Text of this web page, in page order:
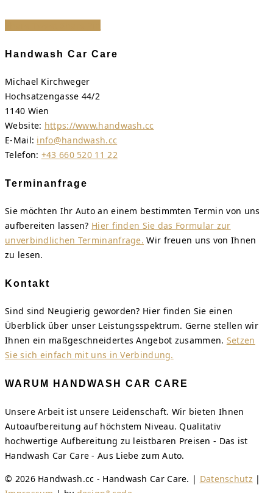
Handwash Car Care
Michael Kirchweger
Hochsatzengasse 44/2
1140 Wien
Website: https://www.handwash.cc
E-Mail: info@handwash.cc
Telefon: +43 660 520 11 22
Terminanfrage
Sie möchten Ihr Auto an einem bestimmten Termin von uns
aufbereiten lassen? Hier finden Sie das Formular zur
unverbindlichen Terminanfrage. Wir freuen uns von Ihnen
zu lesen.
Kontakt
Sind sind Neugierig geworden? Hier finden Sie einen
Überblick über unser Leistungsspektrum. Gerne stellen wir
Ihnen ein maßgeschneidertes Angebot zusammen. Setzen
Sie sich einfach mit uns in Verbindung.
WARUM HANDWASH CAR CARE
Unsere Arbeit ist unsere Leidenschaft. Wir bieten Ihnen
Autoaufbereitung auf höchstem Niveau. Qualitativ
hochwertige Aufbereitung zu leistbaren Preisen - Das ist
Handwash Car Care - Aus Liebe zum Auto.
© 2026 Handwash.cc - Handwash Car Care. | Datenschutz |